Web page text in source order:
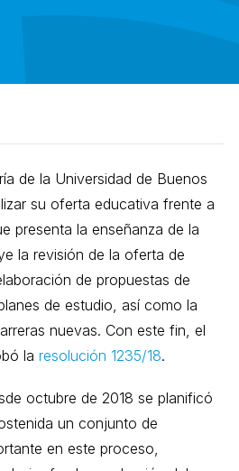
de la Universidad de Buenos
su oferta educativa frente a
presenta la enseñanza de la
la revisión de la oferta de
de propuestas de
de estudio, así como la
nuevas. Con este fin, el
la resolución 1235/18.
octubre de 2018 se planificó
un conjunto de
en este proceso,